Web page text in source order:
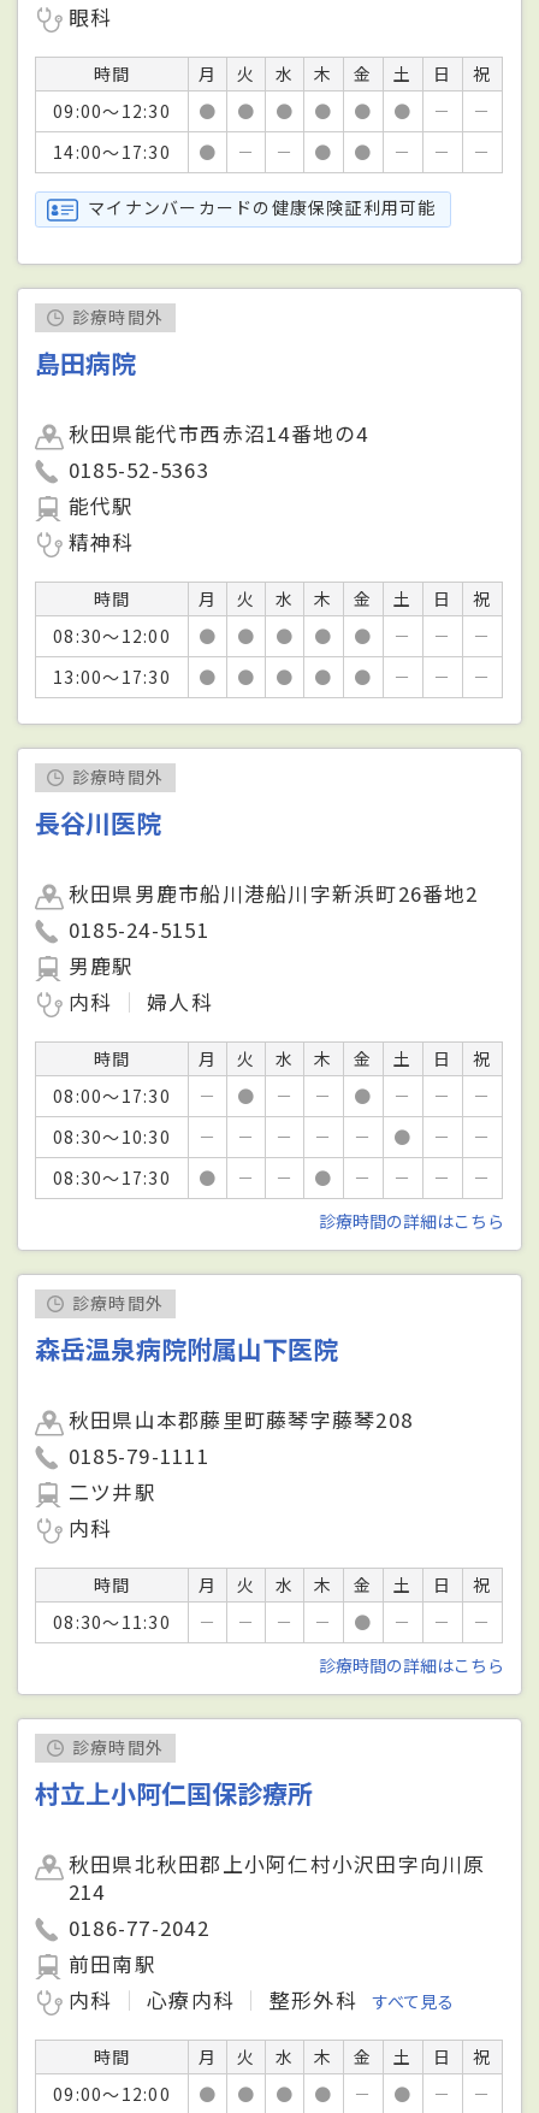
眼科
時間 月 火 水 木 金 土 日
祝
09:00～12:30
● ● ● ● ● ● －
－
14:00～17:30
● － － ● ● － － －
マイナンバーカードの健康保険証利用可能
診療時間外
島田病院
秋田県能代市西赤沼14番地の4
0185-52-5363
能代駅
精神科
時間 月 火 水 木 金 土 日
祝
08:30～12:00
● ● ● ● ● － －
－
13:00～17:30
● ● ● ● ● － － －
診療時間外
長谷川医院
秋田県男鹿市船川港船川字新浜町26番地2
0185-24-5151
男鹿駅
内科
婦人科
時間 月 火 水 木 金 土 日
祝
08:00～17:30
－ ● － － ● － －
－
08:30～10:30
－ － － － － ● －
－
08:30～17:30
● － － ● － － －
－
診療時間の詳細はこちら
診療時間外
森岳温泉病院附属山下医院
秋田県山本郡藤里町藤琴字藤琴208
0185-79-1111
二ツ井駅
内科
時間 月 火 水 木 金 土 日
祝
08:30～11:30
－ － － － ● － －
－
診療時間の詳細はこちら
診療時間外
村立上小阿仁国保診療所
秋田県北秋田郡上小阿仁村小沢田字向川原
214
0186-77-2042
前田南駅
内科
心療内科 整形外科 すべて見る
時間 月 火 水 木 金 土 日
祝
09:00～12:00
● ● ● ● － ● － －